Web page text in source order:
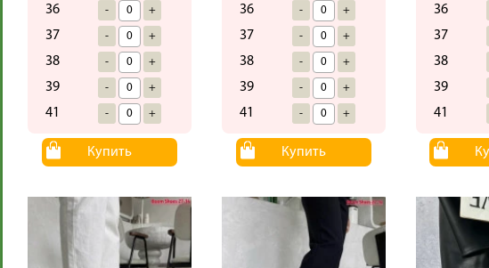
36 - +
37 - +
38 - +
39 - +
41 - +
Купить
36 - +
37 - +
38 - +
39 - +
41 - +
Купить
36
37
38
39
41